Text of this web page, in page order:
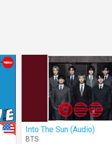
Into The Sun (Audio)
BTS